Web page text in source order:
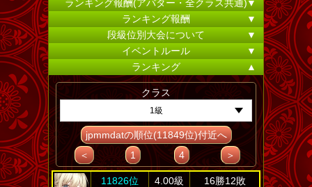
ランキング報酬(アバター・全クラス共通)▼
ランキング報酬
▼
段級位別大会について
▼
イベントルール
▼
ランキング
▲
クラス
1級
jpmmdatの順位(11849位)付近へ
＜
1 4 ＞
11826位 4.00級
16勝12敗